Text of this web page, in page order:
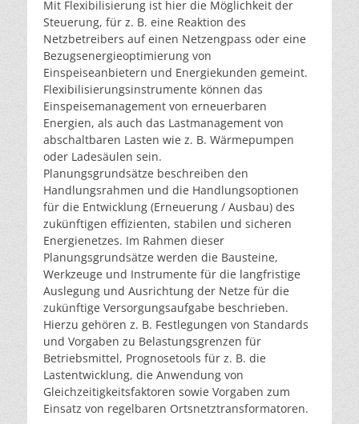
Mit Flexibilisierung ist hier die Möglichkeit der
Steuerung, für z. B. eine Reaktion des
Netzbetreibers auf einen Netzengpass oder eine
Bezugsenergieoptimierung von
Einspeiseanbietern und Energiekunden gemeint.
Flexibilisierungsinstrumente können das
Einspeisemanagement von erneuerbaren
Energien, als auch das Lastmanagement von
abschaltbaren Lasten wie z. B. Wärmepumpen
oder Ladesäulen sein.
Planungsgrundsätze beschreiben den
Handlungsrahmen und die Handlungsoptionen
für die Entwicklung (Erneuerung / Ausbau) des
zukünftigen effizienten, stabilen und sicheren
Energienetzes. Im Rahmen dieser
Planungsgrundsätze werden die Bausteine,
Werkzeuge und Instrumente für die langfristige
Auslegung und Ausrichtung der Netze für die
zukünftige Versorgungsaufgabe beschrieben.
Hierzu gehören z. B. Festlegungen von Standards
und Vorgaben zu Belastungsgrenzen für
Betriebsmittel, Prognosetools für z. B. die
Lastentwicklung, die Anwendung von
Gleichzeitigkeitsfaktoren sowie Vorgaben zum
Einsatz von regelbaren Ortsnetztransformatoren.